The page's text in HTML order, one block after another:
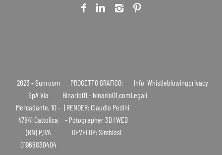
2023 - Sunroom
SpA Via
Mercadante, 10 -
47841 Cattolica
(RN) P.IVA
01968830404
PROGETTO GRAFICO:
Binario01 - binario01.com
| RENDER: Claudio Pedini
- Potographer 3D | WEB
DEVELOP: Simbiosi
Info
Legali
Whistleblowingprivacy